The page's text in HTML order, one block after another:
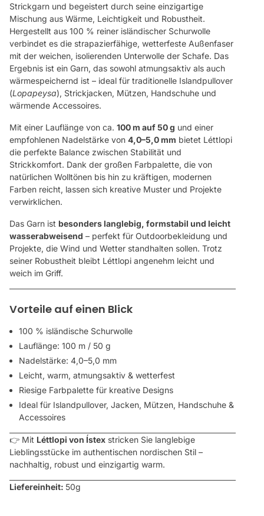
Strickgarn und begeistert durch seine einzigartige
Mischung aus Wärme, Leichtigkeit und Robustheit.
Hergestellt aus 100 % reiner isländischer Schurwolle
verbindet es die strapazierfähige, wetterfeste Außenfaser
mit der weichen, isolierenden Unterwolle der Schafe. Das
Ergebnis ist ein Garn, das sowohl atmungsaktiv als auch
wärmespeichernd ist – ideal für traditionelle Islandpullover
(Lopapeysa), Strickjacken, Mützen, Handschuhe und
wärmende Accessoires.
Mit einer Lauflänge von ca. 100 m auf 50 g und einer
empfohlenen Nadelstärke von 4,0–5,0 mm bietet Léttlopi
die perfekte Balance zwischen Stabilität und
Strickkomfort. Dank der großen Farbpalette, die von
natürlichen Wolltönen bis hin zu kräftigen, modernen
Farben reicht, lassen sich kreative Muster und Projekte
verwirklichen.
Das Garn ist besonders langlebig, formstabil und leicht
wasserabweisend – perfekt für Outdoorbekleidung und
Projekte, die Wind und Wetter standhalten sollen. Trotz
seiner Robustheit bleibt Léttlopi angenehm leicht und
weich im Griff.
Vorteile auf einen Blick
100 % isländische Schurwolle
Lauflänge: 100 m / 50 g
Nadelstärke: 4,0–5,0 mm
Leicht, warm, atmungsaktiv & wetterfest
Riesige Farbpalette für kreative Designs
Ideal für Islandpullover, Jacken, Mützen, Handschuhe &
Accessoires
👉 Mit Léttlopi von Ístex stricken Sie langlebige
Lieblingsstücke im authentischen nordischen Stil –
nachhaltig, robust und einzigartig warm.
Liefereinheit: 50g